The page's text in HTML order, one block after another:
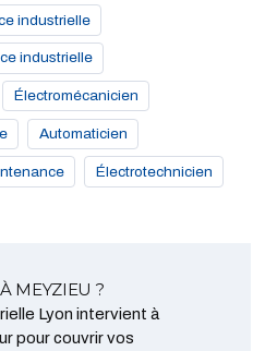
industrielle
industrielle
Électromécanicien
Automaticien
Électrotechnicien
MEYZIEU ?
Lyon intervient à
pour couvrir vos